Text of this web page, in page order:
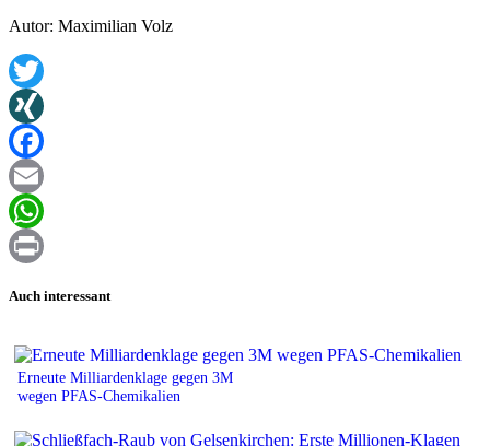
Autor: Maximilian Volz
Twitter
XING
Facebook
Email
WhatsApp
Auch interessant
Erneute Milliardenklage gegen 3M
wegen PFAS-Chemikalien